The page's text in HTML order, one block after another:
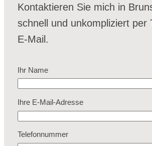
Kontaktieren Sie mich in
schnell und unkompliziert per
E-Mail.
Ihr Name
Ihre E-Mail-Adresse
Telefonnummer